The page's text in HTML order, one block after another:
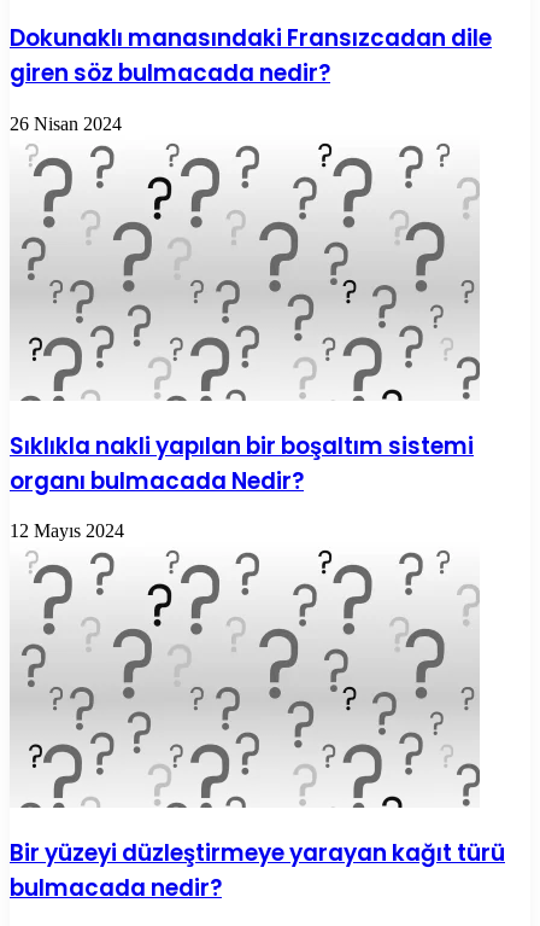
Dokunaklı manasındaki Fransızcadan dile
giren söz bulmacada nedir?
26 Nisan 2024
Sıklıkla nakli yapılan bir boşaltım sistemi
organı bulmacada Nedir?
12 Mayıs 2024
Bir yüzeyi düzleştirmeye yarayan kağıt türü
bulmacada nedir?